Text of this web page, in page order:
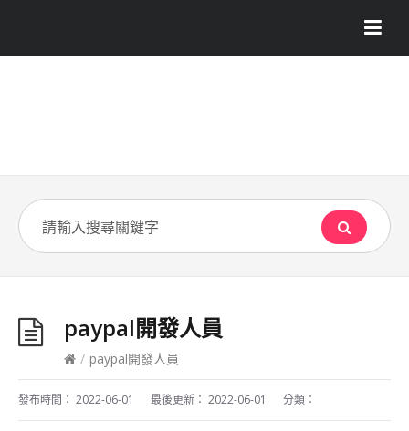
paypal開發人員
/ paypal開發人員
發布時間： 2022-06-01 最後更新： 2022-06-01 分類：